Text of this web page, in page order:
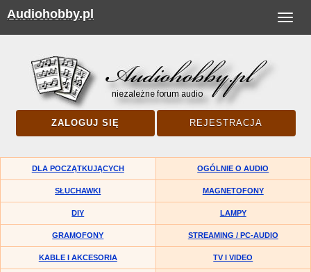
Toggle
Audiohobby.pl
ZALOGUJ SIĘ REJESTRACJA
DLA POCZĄTKUJĄCYCH OGÓLNIE O AUDIO
SŁUCHAWKI MAGNETOFONY
DIY LAMPY
GRAMOFONY STREAMING / PC-AUDIO
KABLE I AKCESORIA TV I VIDEO